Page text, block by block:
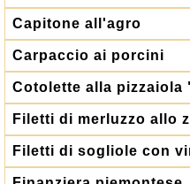
Capitone all'agro
Carpaccio ai porcini
Cotolette alla pizzaiola
Filetti di merluzzo allo
Filetti di sogliole con